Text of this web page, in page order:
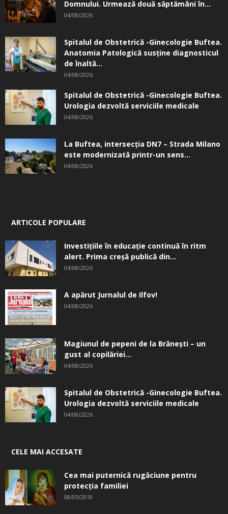
Domnului. Urmează două săptămâni în...
04/08/2026
Spitalul de Obstetrică -Ginecologie Buftea.
Anatomia Patologică susţine diagnosticul
de înaltă...
04/08/2026
Spitalul de Obstetrică -Ginecologie Buftea.
Urologia dezvoltă serviciile medicale
04/08/2026
La Buftea, intersecţia DN7 – Strada Milano
este modernizată printr-un sens...
04/08/2026
ARTICOLE POPULARE
Investițiile în educație continuă în ritm
alert. Prima creşă publică din...
04/08/2026
A apărut Jurnalul de Ilfov!
04/08/2026
Magiunul de pepeni de la Brăneşti – un
gust al copilăriei...
04/08/2026
Spitalul de Obstetrică -Ginecologie Buftea.
Urologia dezvoltă serviciile medicale
04/08/2026
CELE MAI ACCESATE
Cea mai puternică rugăciune pentru
protecția familiei
08/05/2018